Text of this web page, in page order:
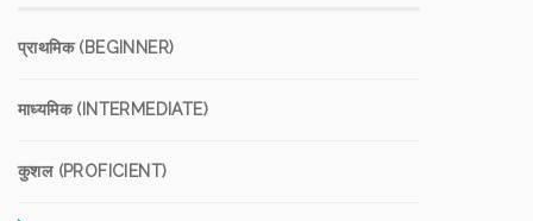
प्राथमिक (BEGINNER)
माध्यमिक (INTERMEDIATE)
कुशल (PROFICIENT)